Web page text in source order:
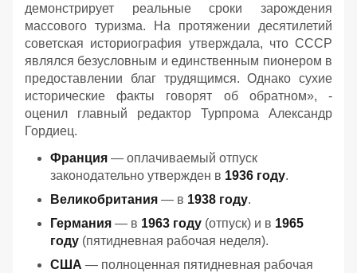
демонстрирует реальные сроки зарождения
массового туризма. На протяжении десятилетий
советская историография утверждала, что СССР
являлся безусловным и единственным пионером в
предоставлении благ трудящимся. Однако сухие
исторические факты говорят об обратном», -
оценил главный редактор Турпрома Александр
Гордиец.
Франция — оплачиваемый отпуск
законодательно утвержден в 1936 году.
Великобритания — в 1938 году.
Германия — в 1963 году (отпуск) и в 1965
году (пятидневная рабочая неделя).
США — полноценная пятидневная рабочая